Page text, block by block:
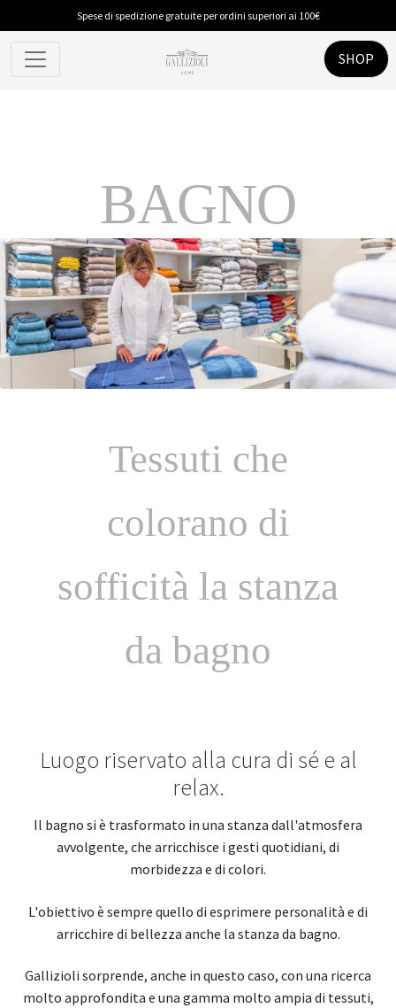
Spese di spedizione gratuite per ordini superiori ai 100€
SHOP
BAGNO
Tessuti che
colorano di
sofficità la stanza
da bagno
Luogo riservato alla cura di sé e al
relax.
Il bagno si è trasformato in una stanza dall'atmosfera
avvolgente, che arricchisce i gesti quotidiani, di
morbidezza e di colori.
L'obiettivo è sempre quello di esprimere personalità e di
arricchire di bellezza anche la stanza da bagno.
Gallizioli sorprende, anche in questo caso, con una ricerca
molto approfondita e una gamma molto ampia di tessuti,